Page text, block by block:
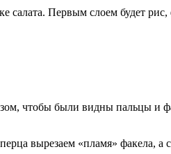
салата. Первым слоем будет
чтобы были видны пальцы и
вырезаем «пламя» факела,